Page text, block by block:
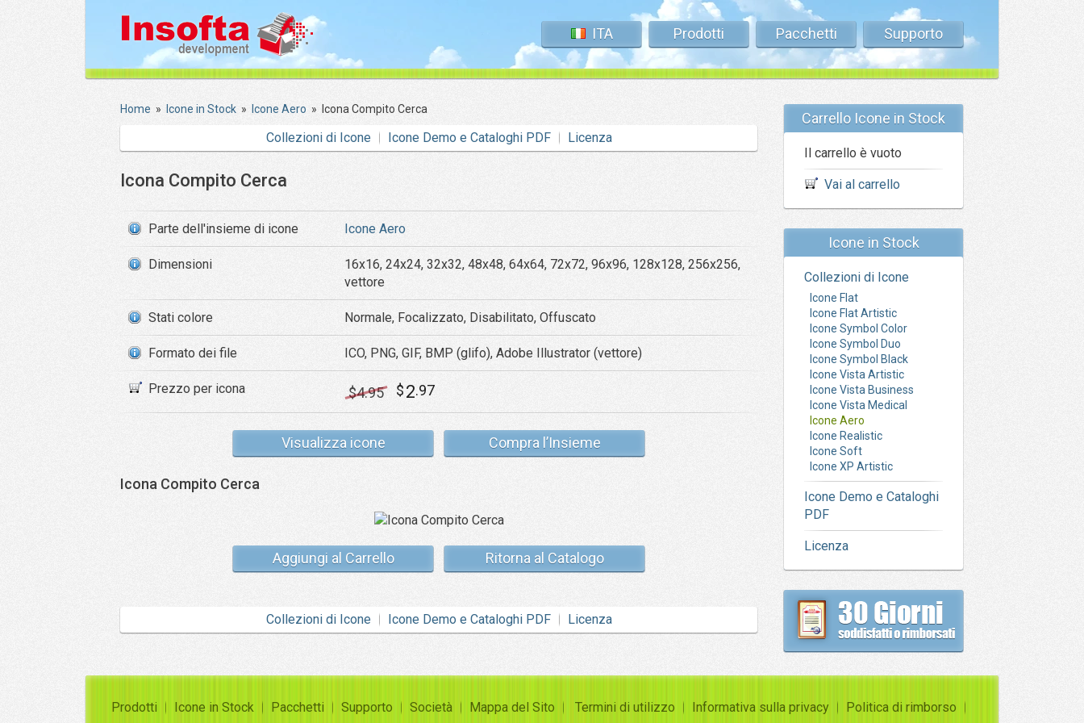
ITA Prodotti Pacchetti Supporto
Home » Icone in Stock » Icone Aero » Icona Compito Cerca
Collezioni di Icone Icone Demo e Cataloghi PDF Licenza
Icona Compito Cerca
Parte dell'insieme di icone Icone Aero
Dimensioni
16x16, 24x24, 32x32, 48x48, 64x64, 72x72, 96x96, 128x128, 256x256,
vettore
Stati colore Normale, Focalizzato, Disabilitato, Offuscato
Formato dei file ICO, PNG, GIF, BMP (glifo), Adobe Illustrator (vettore)
Prezzo per icona $4.95 $2.97
Visualizza icone Compra l’Insieme
Icona Compito Cerca
Aggiungi al Carrello Ritorna al Catalogo
Collezioni di Icone Icone Demo e Cataloghi PDF Licenza
Carrello Icone in Stock
Il carrello è vuoto
Vai al carrello
Icone in Stock
Collezioni di Icone
Icone Flat
Icone Flat Artistic
Icone Symbol Color
Icone Symbol Duo
Icone Symbol Black
Icone Vista Artistic
Icone Vista Business
Icone Vista Medical
Icone Aero
Icone Realistic
Icone Soft
Icone XP Artistic
Icone Demo e Cataloghi
PDF
Licenza
Prodotti Icone in Stock Pacchetti Supporto Società Mappa del Sito Termini di utilizzo Informativa sulla privacy Politica di rimborso